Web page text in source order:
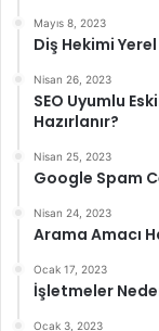
Mayıs 8, 2023
Diş Hekimi Yerel
Nisan 26, 2023
SEO Uyumlu
Hazırlanır?
Nisan 25, 2023
Google Spam
Nisan 24, 2023
Arama Amacı
Ocak 17, 2023
İşletmeler
Ocak 3, 2023